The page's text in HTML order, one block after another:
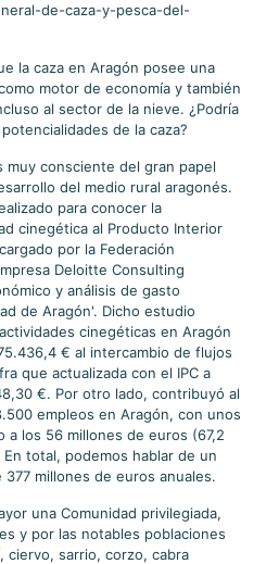
de-caza-y-pesca-del-
la caza en Aragón posee una
motor de economía y también
al sector de la nieve. ¿Podría
de la caza?
muy consciente del gran papel
del medio rural aragonés.
para conocer la
cinegética al Producto Interior
por la Federación
Deloitte Consulting
y análisis de gasto
de Aragón'. Dicho estudio
cinegéticas en Aragón
€ al intercambio de flujos
que actualizada con el IPC a
€. Por otro lado, contribuyó al
empleos en Aragón, con unos
los 56 millones de euros (67,2
total, podemos hablar de un
377 millones de euros anuales.
una Comunidad privilegiada,
y por las notables poblaciones
ciervo, sarrio, corzo, cabra